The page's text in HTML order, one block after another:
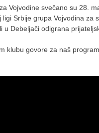
Vojvodine svečano su 28.
Srbije grupa Vojvodina
u Debeljači odigrana
klubu govore za naš